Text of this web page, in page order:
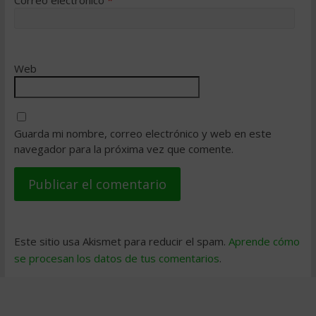
Web
Guarda mi nombre, correo electrónico y web en este
navegador para la próxima vez que comente.
Este sitio usa Akismet para reducir el spam. Aprende cómo
se procesan los datos de tus comentarios.